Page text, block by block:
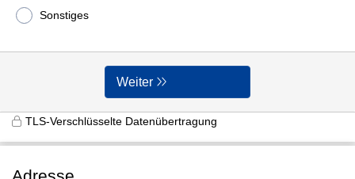
Sonstiges
Weiter
TLS-Verschlüsselte Datenübertragung